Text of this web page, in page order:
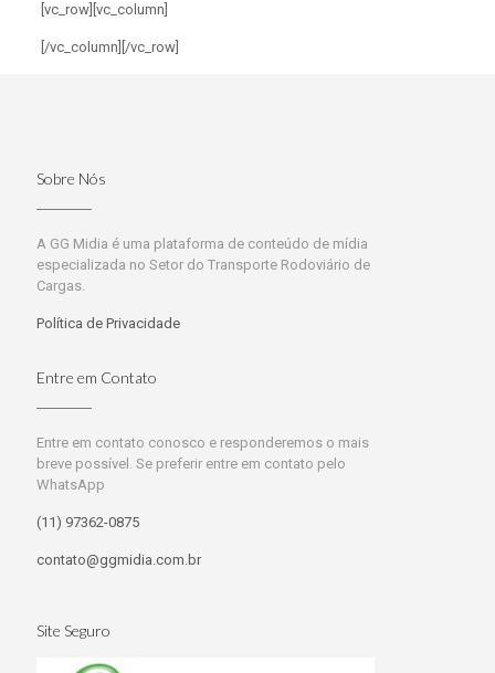
[vc_row][vc_column]
[/vc_column][/vc_row]
Sobre Nós
A GG Midia é uma plataforma de conteúdo de mídia
especializada no Setor do Transporte Rodoviário de
Cargas.
Política de Privacidade
Entre em Contato
Entre em contato conosco e responderemos o mais
breve possível. Se preferir entre em contato pelo
WhatsApp
(11) 97362-0875
contato@ggmidia.com.br
Site Seguro